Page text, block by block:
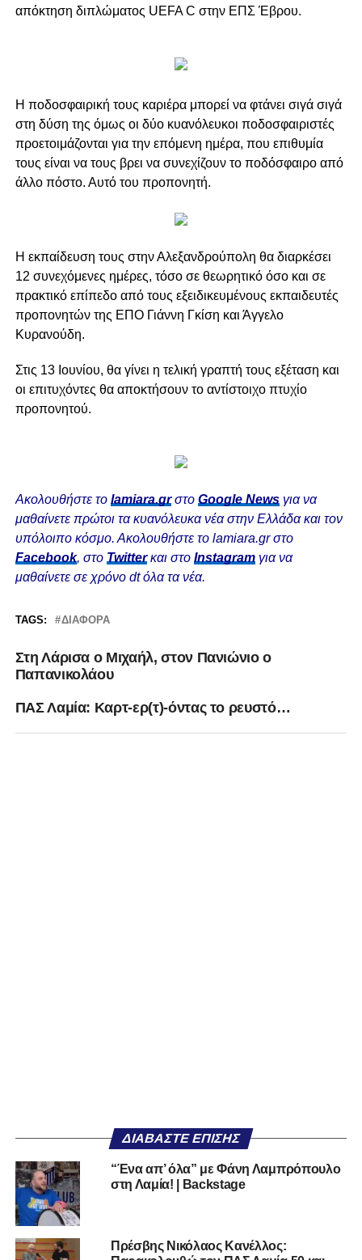
απόκτηση διπλώματος UEFA C στην ΕΠΣ Έβρου.
Η ποδοσφαιρική τoυς καριέρα μπορεί να φτάνει σιγά σιγά
στη δύση της όμως οι δύο κυανόλευκοι ποδοσφαιριστές
προετοιμάζονται για την επόμενη ημέρα, που επιθυμία
τους είναι να τους βρει να συνεχίζουν το ποδόσφαιρο από
άλλο πόστο. Αυτό του προπονητή.
Η εκπαίδευση τους στην Αλεξανδρούπολη θα διαρκέσει
12 συνεχόμενες ημέρες, τόσο σε θεωρητικό όσο και σε
πρακτικό επίπεδο από τους εξειδικευμένους εκπαιδευτές
προπονητών της ΕΠΟ Γιάννη Γκίση και Άγγελο
Κυρανούδη.
Στις 13 Ιουνίου, θα γίνει η τελική γραπτή τους εξέταση και
οι επιτυχόντες θα αποκτήσουν το αντίστοιχο πτυχίο
προπονητού.
Ακολουθήστε το lamiara.grστο Google Newsγια να
μαθαίνετε πρώτοι τα κυανόλευκα νέα στην Ελλάδα και τον
υπόλοιπο κόσμο. Ακολουθήστε το lamiara.gr στο
Facebook, στο Twitterκαι στο Instagram για να
μαθαίνετε σε χρόνο dt όλα τα νέα.
TAGS: ΔΙΆΦΟΡΑ
Στη Λάρισα ο Μιχαήλ, στον Πανιώνιο ο
Παπανικολάου
ΠΑΣ Λαμία: Καρτ-ερ(τ)-όντας το ρευστό…
ΔΙΑΒΆΣΤΕ ΕΠΊΣΗΣ
“Ένα απ’ όλα” με Φάνη Λαμπρόπουλο
στη Λαμία! | Backstage
Πρέσβης Νικόλαος Κανέλλος: